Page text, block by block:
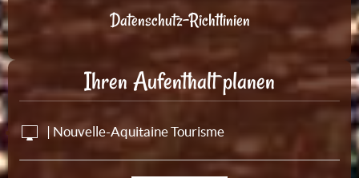
Datenschutz-Richtlinien
Ihren Aufenthalt planen
| Nouvelle-Aquitaine Tourisme